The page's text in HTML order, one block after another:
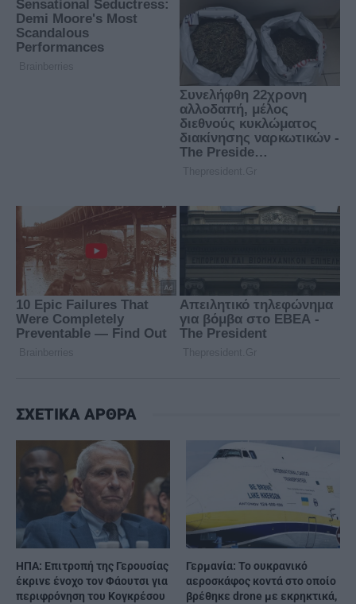
ΣΧΕΤΙΚΑ ΑΡΘΡΑ
ΗΠΑ: Επιτροπή της Γερουσίας
έκρινε ένοχο τον Φάουτσι για
περιφρόνηση του Κογκρέσου
Γερμανία: Το ουκρανικό
αεροσκάφος κοντά στο οποίο
βρέθηκε drone με εκρηκτικά,